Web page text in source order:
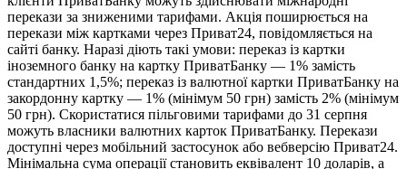
перекази за зниженими тарифами. Акція поширюється на
перекази між картками через Приват24, повідомляється на
сайті банку. Наразі діють такі умови: переказ із картки
іноземного банку на картку ПриватБанку — 1% замість
стандартних 1,5%; переказ із валютної картки ПриватБанку на
закордонну картку — 1% (мінімум 50 грн) замість 2% (мінімум
50 грн). Скористатися пільговими тарифами до 31 серпня
можуть власники валютних карток ПриватБанку. Перекази
доступні через мобільний застосунок або вебверсію Приват24.
Мінімальна сума операції становить еквівалент 10 доларів, а